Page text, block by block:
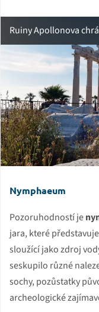
Ruiny Apollonova
Nymphaeum
Pozoruhodností je
jara, které
sloužící jako zdroj
seskupilo různé
sochy, pozůstatky
archeologické